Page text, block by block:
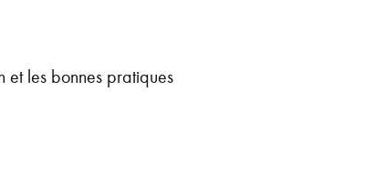
et les bonnes pratiques